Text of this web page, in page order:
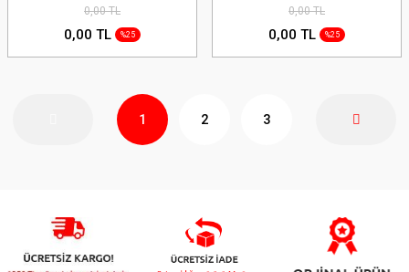
0,00 TL
0,00 TL %25
0,00 TL
0,00 TL %25
1 2 3